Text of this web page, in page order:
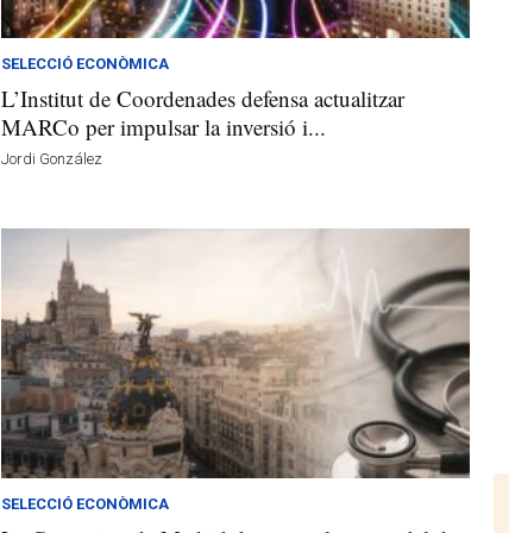
SELECCIÓ ECONÒMICA
L’Institut de Coordenades defensa actualitzar
MARCo per impulsar la inversió i...
Jordi González
SELECCIÓ ECONÒMICA